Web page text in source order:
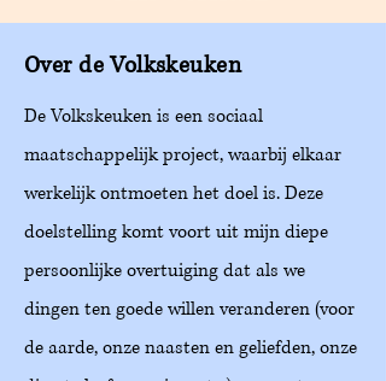
Over de Volkskeuken
De Volkskeuken is een sociaal
maatschappelijk project, waarbij elkaar
werkelijk ontmoeten het doel is. Deze
doelstelling komt voort uit mijn diepe
persoonlijke overtuiging dat als we
dingen ten goede willen veranderen (voor
de aarde, onze naasten en geliefden, onze